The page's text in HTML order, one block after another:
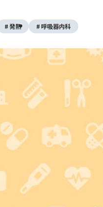
発熱 呼吸器内科